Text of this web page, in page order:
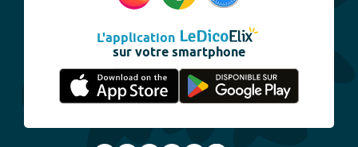
L'application
sur votre smartphone